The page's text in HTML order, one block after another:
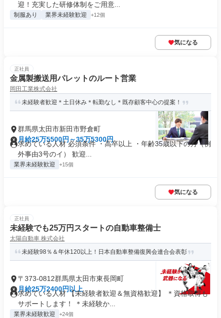
迎！充実した研修体制をご用意...
制服あり 業界未経験歓迎 +12個
気になる
正社員
金属製搬送用パレットのルート営業
岡田工業株式会社
未経験者歓迎＊土日休み＊転勤なし＊既存顧客中心の提案！
群馬県太田市新田市野倉町
月給25万5500円～35万5300円
求めている人材 必須条件 ・高卒以上 ・年齢35歳以下の方（例
外事由3号のイ） 歓迎...
業界未経験歓迎 +15個
気になる
正社員
未経験でも25万円スタートの自動車整備士
太陽自動車 株式会社
未経験98％＆年休120以上！日本自動車整備復興会連合会表彰
〒373-0812群馬県太田市東長岡町
月給25万2400円以上
求めている人材 【未経験者歓迎＆無資格歓迎】 ＊資格取得も
サポートします！ ＊未経験か...
業界未経験歓迎 +24個